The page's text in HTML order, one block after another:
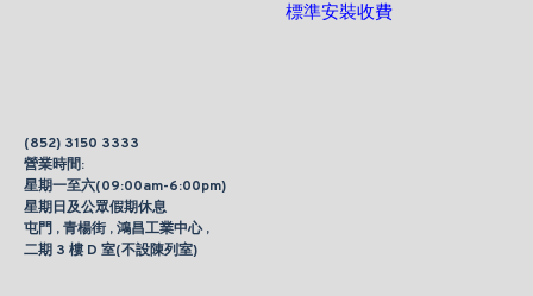
標準安裝收費
(852) 3150 3333
營業時間:
星期一至六(09:00am-6:00pm)
星期日及公眾假期休息
屯門 , 青楊街 , 鴻昌工業中心 ,
二期 3 樓 D 室(不設陳列室)